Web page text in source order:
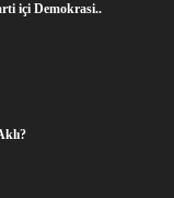
içi Demokrasi..